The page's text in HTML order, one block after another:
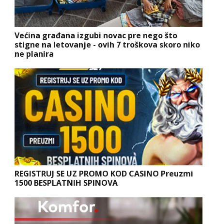
Većina građana izgubi novac pre nego što
stigne na letovanje - ovih 7 troškova skoro niko
ne planira
REGISTRUJ SE UZ PROMO KOD CASINO Preuzmi
1500 BESPLATNIH SPINOVA